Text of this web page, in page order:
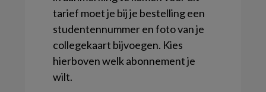
tarief moet je bij je bestelling een
studentennummer en foto van je
collegekaart bijvoegen. Kies
hierboven welk abonnement je
wilt.